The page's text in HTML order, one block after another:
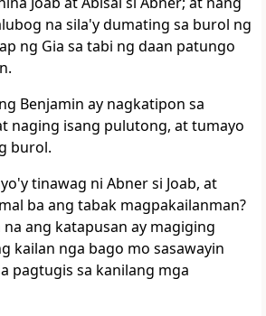
na sila'y dumating sa burol ng
ng Gia sa tabi ng daan patungo
Benjamin ay nagkatipon sa
naging isang pulutong, at tumayo
burol.
tinawag ni Abner si Joab, at
ba ang tabak magpakailanman?
ang katapusan ay magiging
kailan nga bago mo sasawayin
pagtugis sa kanilang mga